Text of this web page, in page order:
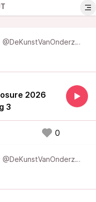
@DeKunstVanOnderzoek
2026
3
0
@DeKunstVanOnderzoek